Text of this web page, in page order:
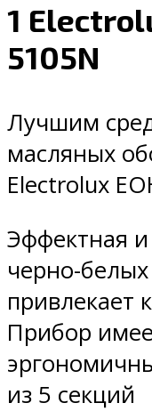
1
5105N
Лучшим
масляных
Electrolux
Эффектная
черно-белых
привлекает
Прибор
из 5 секций